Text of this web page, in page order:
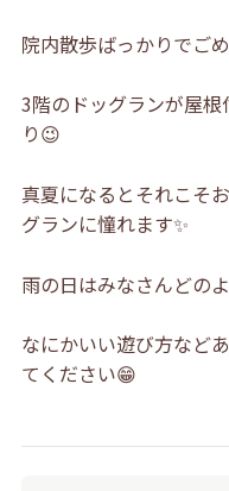
院内散歩ばっかりでご
3階のドッグランが屋
り😉
真夏になるとそれこそ
グランに憧れます✨
雨の日はみなさんどの
なにかいい遊び方など
てください😁